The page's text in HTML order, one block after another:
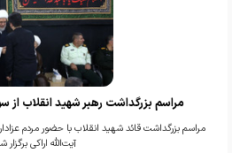
مراسم بزرگداشت رهبر شهید انقلاب از
مراسم بزرگداشت قائد شهید انقلاب با حضور مردم
آیت‌الله اراکی برگزار